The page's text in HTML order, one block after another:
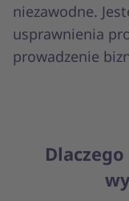
niezawodne.
usprawnienia
prowadzenie